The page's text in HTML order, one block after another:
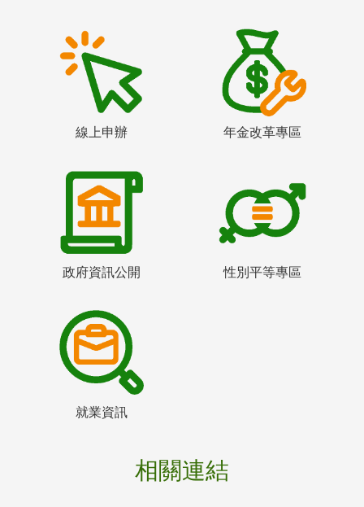
線上申辦 年金改革專區
政府資訊公開 性別平等專區
就業資訊
相關連結